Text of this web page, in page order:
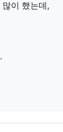
이 했는데,